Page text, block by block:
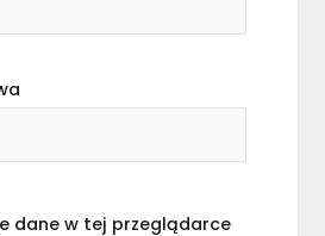
dane w tej przeglądarce